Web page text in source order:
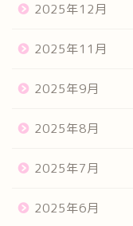
2025年12月
2025年11月
2025年9月
2025年8月
2025年7月
2025年6月